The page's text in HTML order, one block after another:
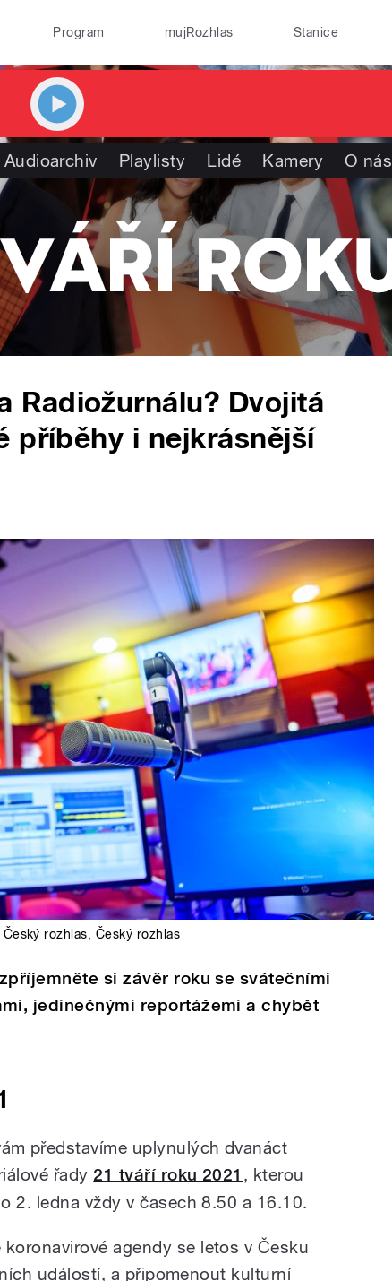
Program mujRozhlas Stanice
Audioarchiv Playlisty Lidé Kamery O nás
Radiožurnálu? Dvojitá
příběhy i nejkrásnější
Český rozhlas, Český rozhlas
si závěr roku se svátečními
jedinečnými reportážemi a chybět
představíme uplynulých dvanáct
řady 21 tváří roku 2021 , kterou
2. ledna vždy v časech 8.50 a 16.10.
koronavirové agendy se letos v Česku
událostí, a připomenout kulturní